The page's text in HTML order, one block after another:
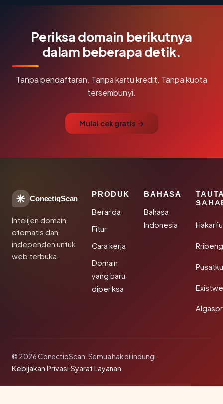
Periksa domain berikutnya
dalam beberapa detik.
Tanpa pendaftaran. Tanpa kartu kredit. Tanpa kuota
tersembunyi.
Mulai cek gratis →
ConectiqScan
Intelijen domain
otomatis dan
independen untuk
web terbuka.
PRODUK
Beranda
Fitur
Cara kerja
Domain
yang baru
diperiksa
BAHASA
Bahasa
Indonesia
© 2026 ConectiqScan. Semua hak dilindungi.
Kebijakan Privasi·Syarat Layanan